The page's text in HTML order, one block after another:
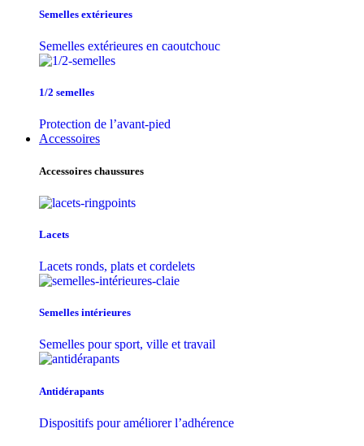
Semelles extérieures
Semelles extérieures en caoutchouc
1/2 semelles
Protection de l’avant-pied
Accessoires
Accessoires chaussures
Lacets
Lacets ronds, plats et cordelets
Semelles intérieures
Semelles pour sport, ville et travail
Antidérapants
Dispositifs pour améliorer l’adhérence